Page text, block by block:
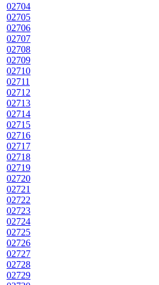
02704
02705
02706
02707
02708
02709
02710
02711
02712
02713
02714
02715
02716
02717
02718
02719
02720
02721
02722
02723
02724
02725
02726
02727
02728
02729